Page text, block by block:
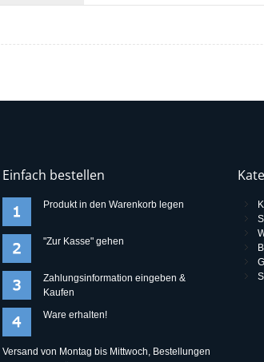
Einfach bestellen
Produkt in den Warenkorb legen
"Zur Kasse" gehen
Zahlungsinformation eingeben &
Kaufen
Ware erhalten!
Versand von Montag bis Mittwoch, Bestellungen